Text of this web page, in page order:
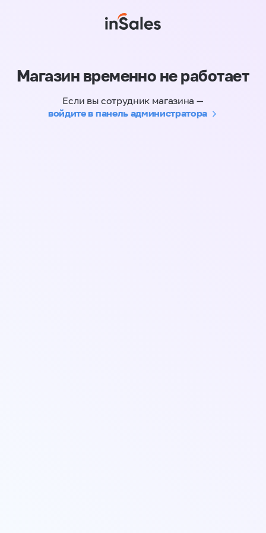
Магазин временно не работает
Если вы сотрудник магазина —
войдите в панель администратора